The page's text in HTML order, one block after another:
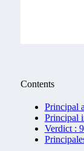
Contents
Principal
Principal
Verdict :